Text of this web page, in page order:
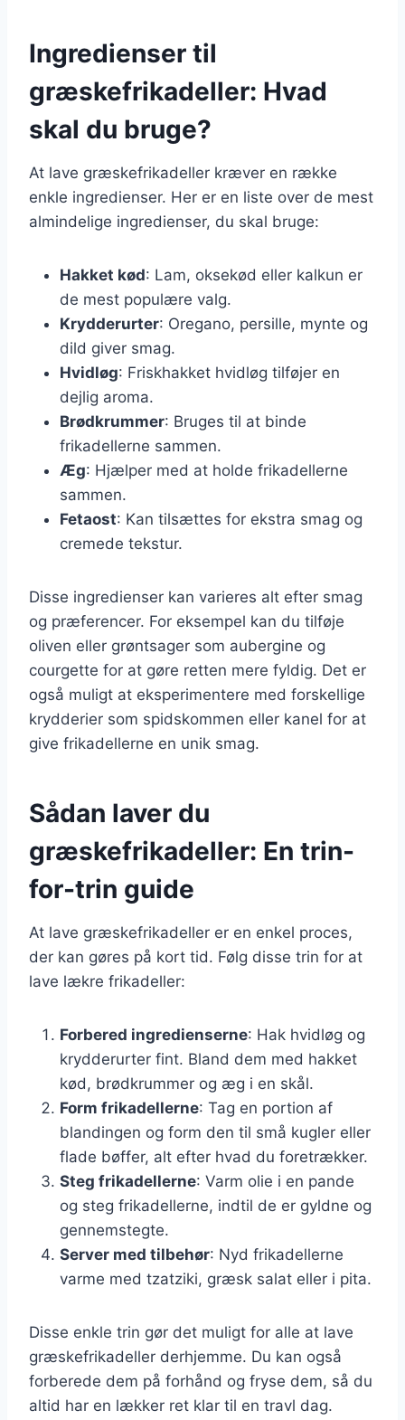
Ingredienser til
græskefrikadeller: Hvad
skal du bruge?
At lave græskefrikadeller kræver en række
enkle ingredienser. Her er en liste over de mest
almindelige ingredienser, du skal bruge:
Hakket kød: Lam, oksekød eller kalkun er
de mest populære valg.
Krydderurter: Oregano, persille, mynte og
dild giver smag.
Hvidløg: Friskhakket hvidløg tilføjer en
dejlig aroma.
Brødkrummer: Bruges til at binde
frikadellerne sammen.
Æg: Hjælper med at holde frikadellerne
sammen.
Fetaost: Kan tilsættes for ekstra smag og
cremede tekstur.
Disse ingredienser kan varieres alt efter smag
og præferencer. For eksempel kan du tilføje
oliven eller grøntsager som aubergine og
courgette for at gøre retten mere fyldig. Det er
også muligt at eksperimentere med forskellige
krydderier som spidskommen eller kanel for at
give frikadellerne en unik smag.
Sådan laver du
græskefrikadeller: En trin-
for-trin guide
At lave græskefrikadeller er en enkel proces,
der kan gøres på kort tid. Følg disse trin for at
lave lækre frikadeller:
Forbered ingredienserne: Hak hvidløg og
krydderurter fint. Bland dem med hakket
kød, brødkrummer og æg i en skål.
Form frikadellerne: Tag en portion af
blandingen og form den til små kugler eller
flade bøffer, alt efter hvad du foretrækker.
Steg frikadellerne: Varm olie i en pande
og steg frikadellerne, indtil de er gyldne og
gennemstegte.
Server med tilbehør: Nyd frikadellerne
varme med tzatziki, græsk salat eller i pita.
Disse enkle trin gør det muligt for alle at lave
græskefrikadeller derhjemme. Du kan også
forberede dem på forhånd og fryse dem, så du
altid har en lækker ret klar til en travl dag.